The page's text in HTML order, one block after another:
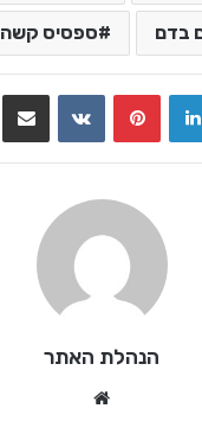
בדם ספסיס קשה
LinkedIn
VKontakte
הנהלת האתר